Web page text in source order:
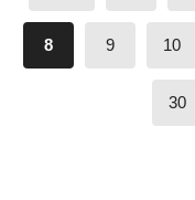
8 9 10
30